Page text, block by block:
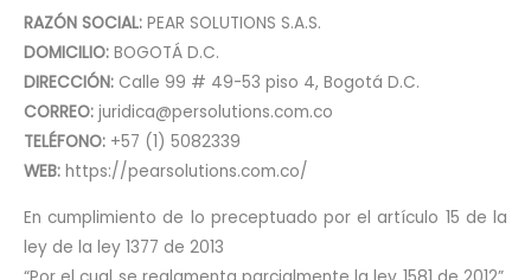
RAZÓN SOCIAL: PEAR SOLUTIONS S.A.S.
DOMICILIO: BOGOTÁ D.C.
DIRECCIÓN: Calle 99 # 49-53 piso 4, Bogotá D.C.
CORREO: juridica@persolutions.com.co
TELÉFONO: +57 (1) 5082339
WEB: https://pearsolutions.com.co/
En cumplimiento de lo preceptuado por el artículo 15 de la
ley de la ley 1377 de 2013